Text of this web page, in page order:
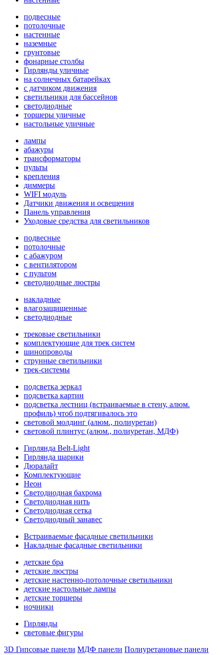
подвесные
потолочные
настенные
наземные
грунтовые
фонарные столбы
Гирлянды уличные
на солнечных батарейках
с датчиком движения
светильники для бассейнов
светодиодные
торшеры уличные
настольные уличные
лампы
абажуры
трансформаторы
пульты
крепления
диммеры
WIFI модуль
Датчики движения и освещения
Панель управления
Уходовые средства для светильников
подвесные
потолочные
с абажуром
с вентилятором
с пультом
светодиодные люстры
накладные
влагозащищенные
светодиодные
трековые светильники
комплектующие для трек систем
шинопроводы
струнные светильники
трек-системы
подсветка зеркал
подсветка картин
подсветка лестниц (встраиваемые в стену, алюм.
профиль) чтоб подтягивалось это
световой молдинг (алюм., полиуретан)
световой плинтус (алюм., полиуретан, МДФ)
Гирлянда Belt-Light
Гирлянда шарики
Дюралайт
Комплектующие
Неон
Светодиодная бахрома
Светодиодная нить
Светодиодная сетка
Светодиодный занавес
Встраиваемые фасадные светильники
Накладные фасадные светильники
детские бра
детские люстры
детские настенно-потолочные светильники
детские настольные лампы
детские торшеры
ночники
Гирлянды
световые фигуры
3D Гипсовые панели МДФ панели Полиуретановые панели